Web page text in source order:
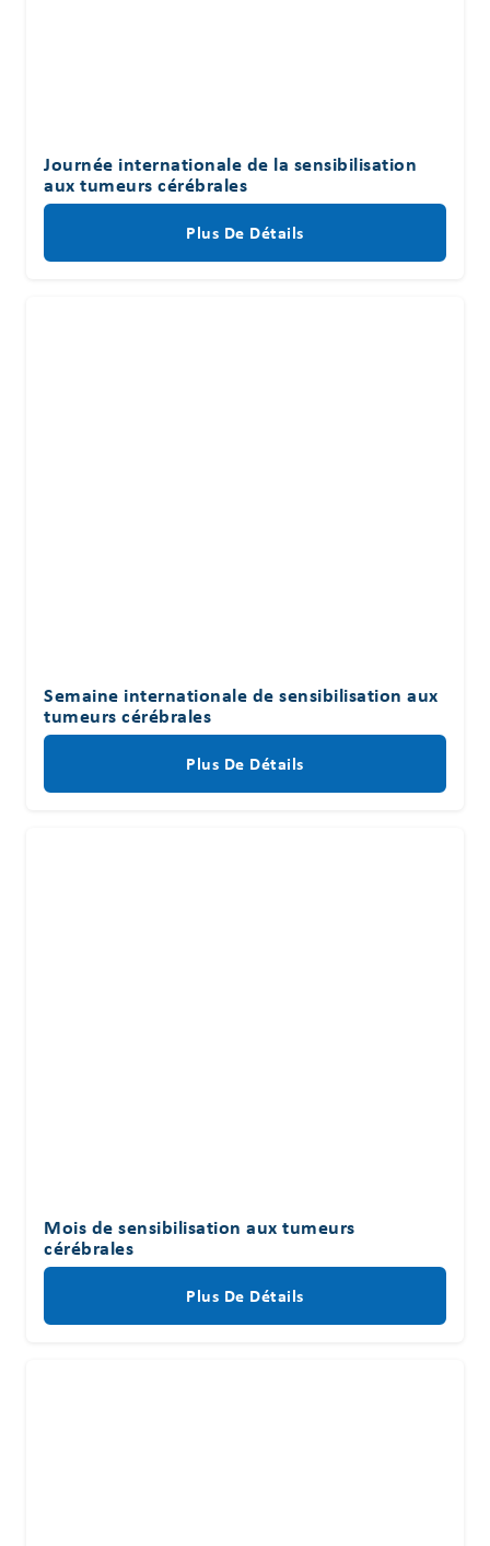
Journée internationale de la sensibilisation
aux tumeurs cérébrales
Plus De Détails
Semaine internationale de sensibilisation aux
tumeurs cérébrales
Plus De Détails
Mois de sensibilisation aux tumeurs
cérébrales
Plus De Détails